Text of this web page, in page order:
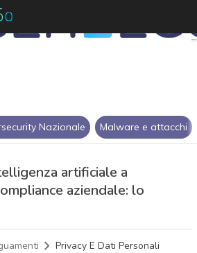
Nazionale Malware e attacchi
artificiale a
aziendale: lo
Privacy E Dati Personali